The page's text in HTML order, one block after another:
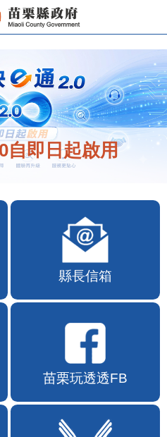
自即日起啟用
縣長信箱
苗栗玩透透FB